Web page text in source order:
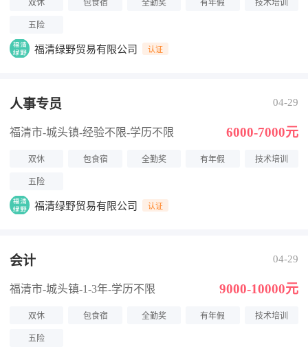
双休 包食宿 全勤奖 有年假 技术培训
五险
福清绿野贸易有限公司 认证
人事专员 04-29
福清市-城头镇-经验不限-学历不限 6000-7000元
双休 包食宿 全勤奖 有年假 技术培训
五险
福清绿野贸易有限公司 认证
会计 04-29
福清市-城头镇-1-3年-学历不限 9000-10000元
双休 包食宿 全勤奖 有年假 技术培训
五险